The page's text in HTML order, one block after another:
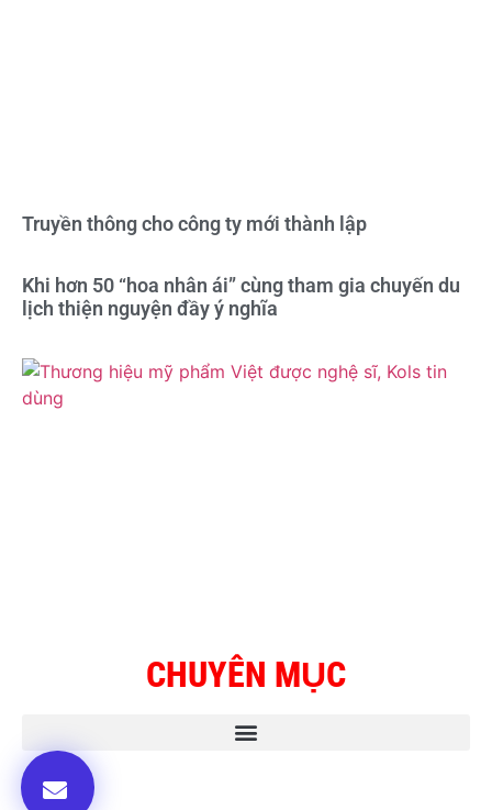
Truyền thông cho công ty mới thành lập
Khi hơn 50 “hoa nhân ái” cùng tham gia chuyến du
lịch thiện nguyện đầy ý nghĩa
CHUYÊN MỤC